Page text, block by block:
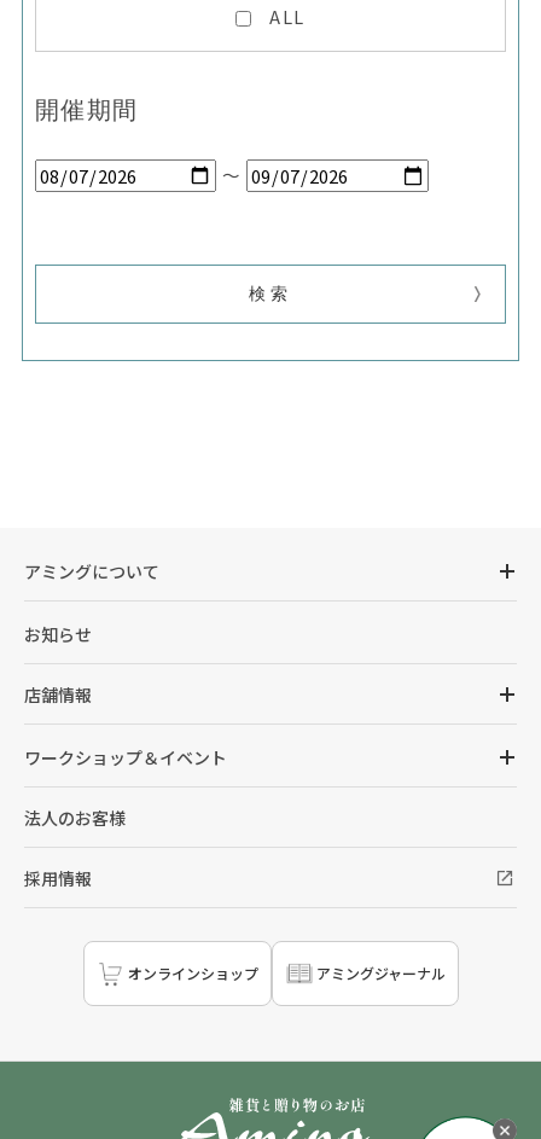
ALL
開催期間
～
アミングについて
お知らせ
店舗情報
ワークショップ＆イベント
法人のお客様
採用情報
オンラインショップ アミングジャーナル